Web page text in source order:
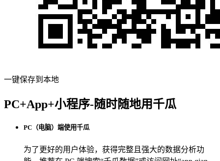
一键保存到本地
PC+App+小程序-随时随地用千瓜
PC（电脑）端使用千瓜
为了更好的用户体验，获得完整且强大的数据分析功